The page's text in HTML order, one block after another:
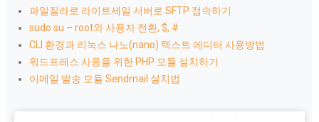
파일질라로 라이트세일 서버로 SFTP 접속하기
sudo su – root와 사용자 전환, $, #
CLI 환경과 리눅스 나노(nano) 텍스트 에디터 사용방법
워드프레스 사용을 위한 PHP 모듈 설치하기
이메일 발송 모듈 Sendmail 설치법